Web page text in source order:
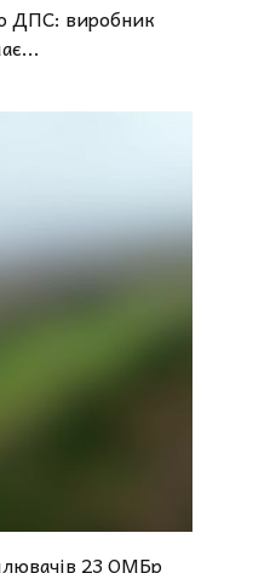
ДПС: виробник
23 ОМБр